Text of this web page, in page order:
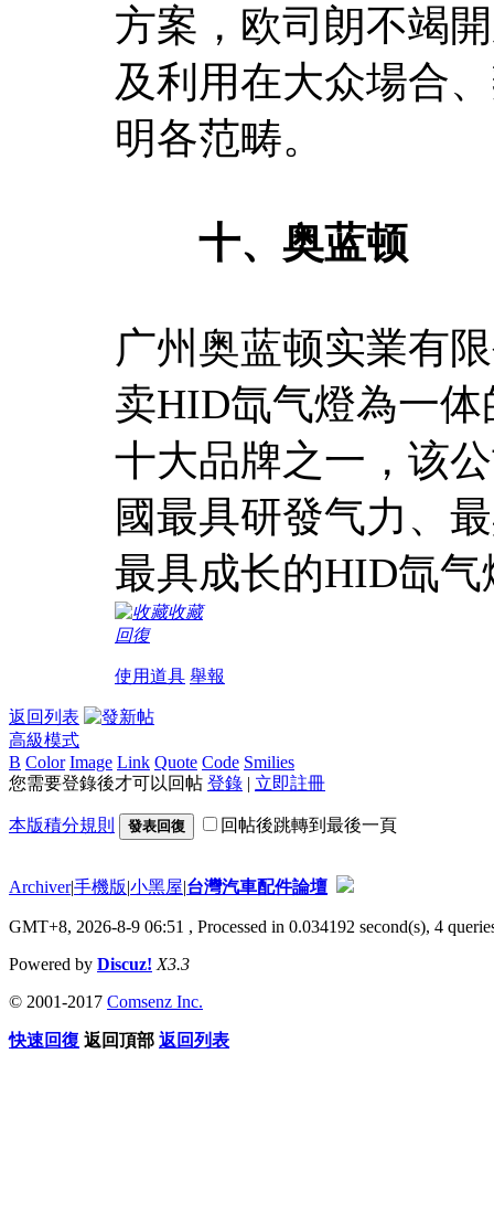
方案，欧司朗不竭
及利用在大众場合
明各范畴。
十、奥蓝顿
广州奥蓝顿实業有
卖HID氙气燈為一
十大品牌之一，该
國最具研發气力、
最具成长的HID氙
收藏
回復
使用道具 舉報
返回列表
高級模式
B Color Image Link Quote Code Smilies
您需要登錄後才可以回帖 登錄 | 立即註冊
本版積分規則 發表回復 回帖後跳轉到最後一頁
Archiver|手機版|小黑屋|台灣汽車配件論壇
GMT+8, 2026-8-9 06:51 , Processed in 0.034192 second(s), 4
Powered by Discuz! X3.3
© 2001-2017 Comsenz Inc.
快速回復 返回頂部 返回列表